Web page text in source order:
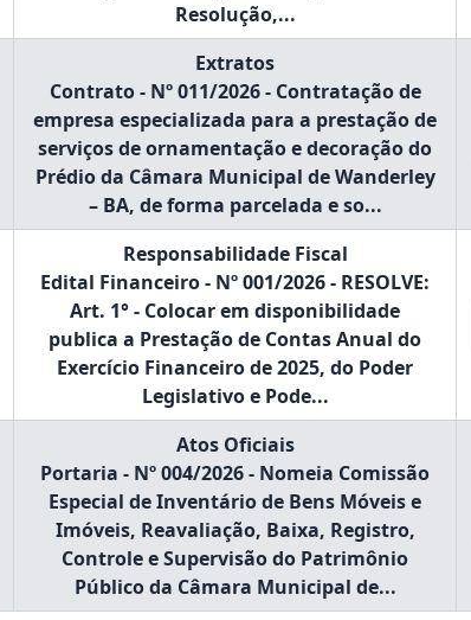
Resolução,...
Extratos
Contrato - Nº 011/2026 - Contratação de
empresa especializada para a prestação de
serviços de ornamentação e decoração do
Prédio da Câmara Municipal de Wanderley
– BA, de forma parcelada e so...
Responsabilidade Fiscal
Edital Financeiro - Nº 001/2026 - RESOLVE:
Art. 1° - Colocar em disponibilidade
publica a Prestação de Contas Anual do
Exercício Financeiro de 2025, do Poder
Legislativo e Pode...
Atos Oficiais
Portaria - Nº 004/2026 - Nomeia Comissão
Especial de Inventário de Bens Móveis e
Imóveis, Reavaliação, Baixa, Registro,
Controle e Supervisão do Patrimônio
Público da Câmara Municipal de...